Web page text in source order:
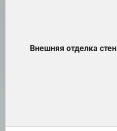
Внешняя отделка стен